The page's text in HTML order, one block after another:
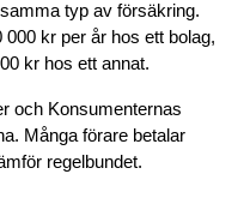
typ av försäkring.
kr per år hos ett bolag,
kr hos ett annat.
och Konsumenternas
Många förare betalar
regelbundet.